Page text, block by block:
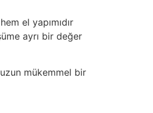
el yapımıdır
ayrı bir değer
mükemmel bir